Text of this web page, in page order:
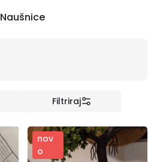
Naušnice
Filtriraj
nov
o